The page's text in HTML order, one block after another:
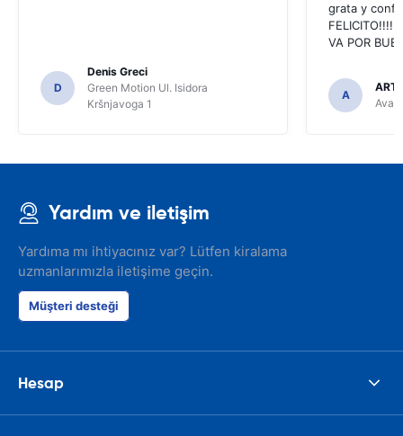
D
Denis Greci
Green Motion Ul. Isidora
Kršnjavoga 1
grata y
FELICITO!!!!,
VA POR
A
Yardım ve iletişim
Yardıma mı ihtiyacınız var? Lütfen kiralama
uzmanlarımızla iletişime geçin.
Müşteri desteği
Hesap